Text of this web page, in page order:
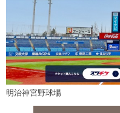
明治神宮野球場